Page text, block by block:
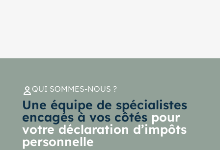
QUI SOMMES-NOUS ?
Une équipe de spécialistes
encagés à vos côtés pour
votre déclaration d’impôts
personnelle